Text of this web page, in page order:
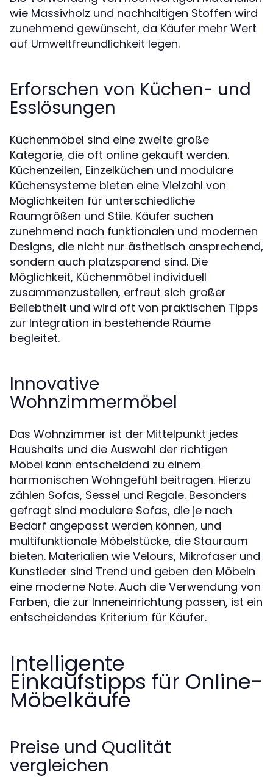
wie Massivholz und nachhaltigen Stoffen wird
zunehmend gewünscht, da Käufer mehr Wert
auf Umweltfreundlichkeit legen.
Erforschen von Küchen- und
Esslösungen
Küchenmöbel sind eine zweite große
Kategorie, die oft online gekauft werden.
Küchenzeilen, Einzelküchen und modulare
Küchensysteme bieten eine Vielzahl von
Möglichkeiten für unterschiedliche
Raumgrößen und Stile. Käufer suchen
zunehmend nach funktionalen und modernen
Designs, die nicht nur ästhetisch ansprechend,
sondern auch platzsparend sind. Die
Möglichkeit, Küchenmöbel individuell
zusammenzustellen, erfreut sich großer
Beliebtheit und wird oft von praktischen Tipps
zur Integration in bestehende Räume
begleitet.
Innovative
Wohnzimmermöbel
Das Wohnzimmer ist der Mittelpunkt jedes
Haushalts und die Auswahl der richtigen
Möbel kann entscheidend zu einem
harmonischen Wohngefühl beitragen. Hierzu
zählen Sofas, Sessel und Regale. Besonders
gefragt sind modulare Sofas, die je nach
Bedarf angepasst werden können, und
multifunktionale Möbelstücke, die Stauraum
bieten. Materialien wie Velours, Mikrofaser und
Kunstleder sind Trend und geben den Möbeln
eine moderne Note. Auch die Verwendung von
Farben, die zur Inneneinrichtung passen, ist ein
entscheidendes Kriterium für Käufer.
Intelligente
Einkaufstipps für Online-
Möbelkäufe
Preise und Qualität
vergleichen